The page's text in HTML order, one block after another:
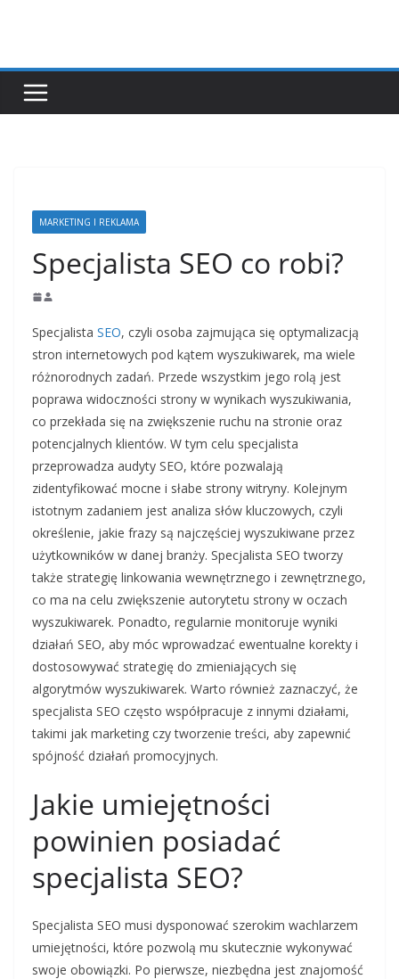
MARKETING I REKLAMA
Specjalista SEO co robi?
Specjalista SEO, czyli osoba zajmująca się optymalizacją
stron internetowych pod kątem wyszukiwarek, ma wiele
różnorodnych zadań. Przede wszystkim jego rolą jest
poprawa widoczności strony w wynikach wyszukiwania,
co przekłada się na zwiększenie ruchu na stronie oraz
potencjalnych klientów. W tym celu specjalista
przeprowadza audyty SEO, które pozwalają
zidentyfikować mocne i słabe strony witryny. Kolejnym
istotnym zadaniem jest analiza słów kluczowych, czyli
określenie, jakie frazy są najczęściej wyszukiwane przez
użytkowników w danej branży. Specjalista SEO tworzy
także strategię linkowania wewnętrznego i zewnętrznego,
co ma na celu zwiększenie autorytetu strony w oczach
wyszukiwarek. Ponadto, regularnie monitoruje wyniki
działań SEO, aby móc wprowadzać ewentualne korekty i
dostosowywać strategię do zmieniających się
algorytmów wyszukiwarek. Warto również zaznaczyć, że
specjalista SEO często współpracuje z innymi działami,
takimi jak marketing czy tworzenie treści, aby zapewnić
spójność działań promocyjnych.
Jakie umiejętności
powinien posiadać
specjalista SEO?
Specjalista SEO musi dysponować szerokim wachlarzem
umiejętności, które pozwolą mu skutecznie wykonywać
swoje obowiązki. Po pierwsze, niezbędna jest znajomość